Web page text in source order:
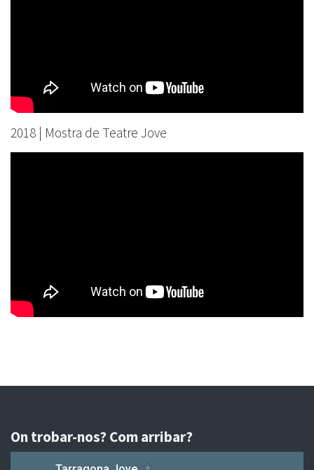
2018 | Mostra de Teatre Jove
On trobar-nos? Com arribar?